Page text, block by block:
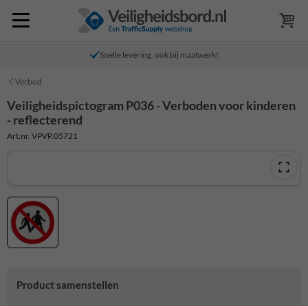
Snelle levering, ook bij maatwerk!
Verbod
Veiligheidspictogram P036 - Verboden voor kinderen
- reflecterend
Art.nr. VPVP.05721
Product samenstellen